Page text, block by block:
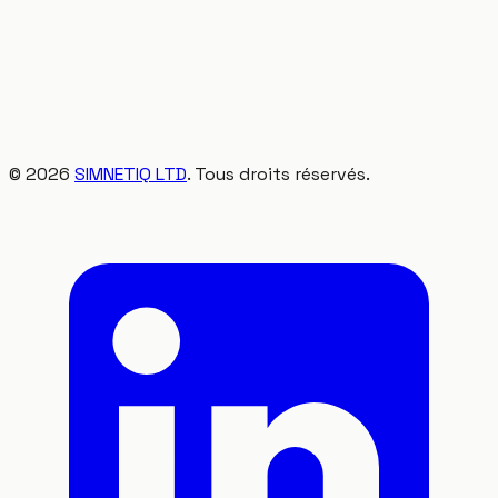
© 2026 SIMNETIQ LTD. Tous droits réservés.